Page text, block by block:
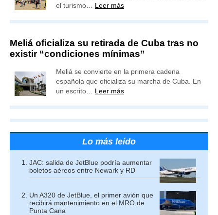
el turismo… Leer más
Meliá oficializa su retirada de Cuba tras no
existir “condiciones mínimas”
Meliá se convierte en la primera cadena
española que oficializa su marcha de Cuba. En
un escrito… Leer más
Lo más leído
JAC: salida de JetBlue podría aumentar
boletos aéreos entre Newark y RD
Un A320 de JetBlue, el primer avión que
recibirá mantenimiento en el MRO de
Punta Cana